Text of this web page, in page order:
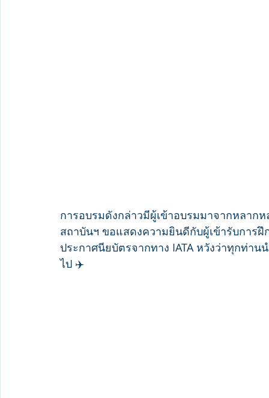
การอบรมดังกล่าวมีผู้เข้าอบรมมาจากหลาก
สถาบันฯ ขอแสดงความยินดีกับผู้เข้ารับการ
ประกาศนียบัตรจากทาง IATA หวังว่าทุกท่า
ไป ✈️